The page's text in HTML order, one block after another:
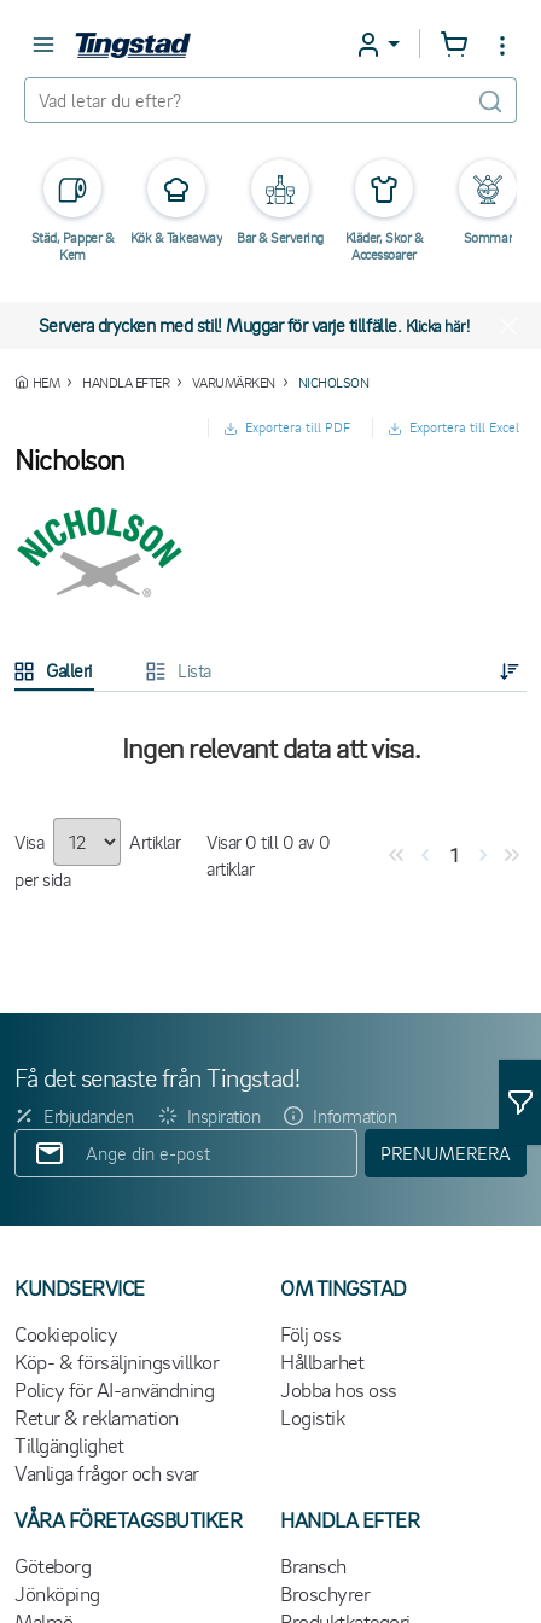
Städ, Papper &
Kem
Kök & Takeaway Bar & Servering
Kläder, Skor &
Accessoarer
Sommar
Servera drycken med stil! Muggar för varje tillfälle. Klicka här!
HEM HANDLA EFTER VARUMÄRKEN NICHOLSON
Exportera till PDF Exportera till Excel
Nicholson
Galleri Lista
Ingen relevant data att visa.
Visa
Artiklar
per sida
Visar 0 till 0 av 0
artiklar
1
Få det senaste från Tingstad!
Erbjudanden Inspiration
Information
PRENUMERERA
KUNDSERVICE
Cookiepolicy
Köp- & försäljningsvillkor
Policy för AI-användning
Retur & reklamation
Tillgänglighet
Vanliga frågor och svar
OM TINGSTAD
Följ oss
Hållbarhet
Jobba hos oss
Logistik
VÅRA FÖRETAGSBUTIKER
Göteborg
Jönköping
HANDLA EFTER
Bransch
Broschyrer